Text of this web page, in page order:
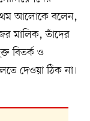
আলোকে বলেন,
মালিক, তাঁদের
বিতর্ক ও
দেওয়া ঠিক না।